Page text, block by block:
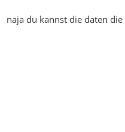
naja du kannst die daten